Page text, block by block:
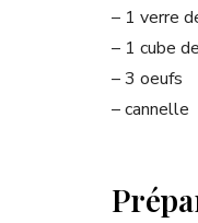
– 1 verre
– 1 cube
– 3 oeufs
– cannelle